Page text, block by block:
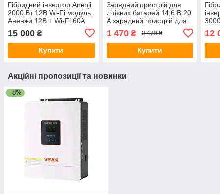
Гібридний інвертор Anenji
2000 Вт 12В Wi-Fi модуль.
Аненжи 12В + Wi-Fi 60А
НОВА модель
15 000 ₴
Купити
Зарядний пристрій для
літієвих батарей 14,6 В 20
А зарядний пристрій для
батарей 12 В
1 470₴ 2 470 ₴
Купити
12
Акційні пропозиції та новинки
–8%